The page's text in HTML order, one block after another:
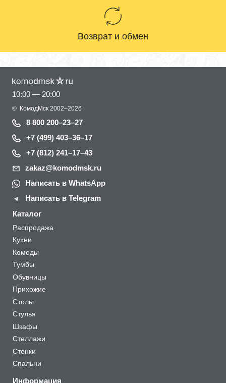
Возврат и обмен
10:00 — 20:00
© КомодМск 2002–2026
8 800 200–23–27
+7 (499) 403–36–17
+7 (812) 241–17–43
zakaz@komodmsk.ru
Написать в WhatsApp
Написать в Telegram
Каталог
Распродажа
Кухни
Комоды
Тумбы
Обувницы
Прихожие
Столы
Стулья
Шкафы
Стеллажи
Стенки
Спальни
Информация